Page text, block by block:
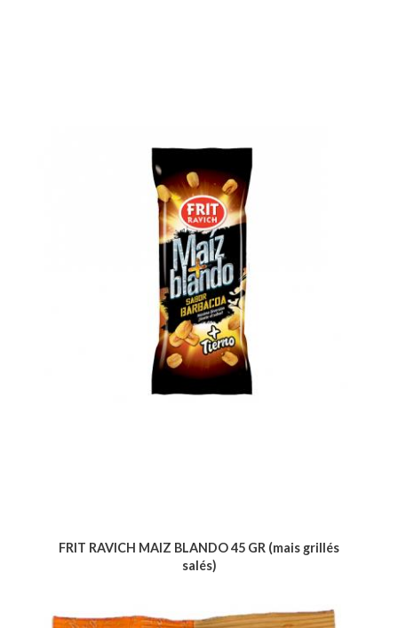
FRIT RAVICH MAIZ BLANDO 45 GR (mais grillés
salés)
Voir le produit